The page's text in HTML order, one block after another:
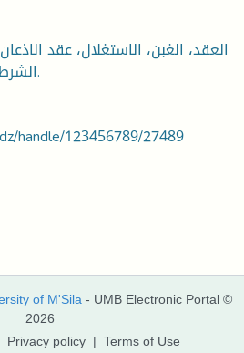
العقد، الغبن، الاستغلال، عقد
الشرط الجزائي، الأجل القضائي.
handle/123456789/27489
of M'Sila - UMB Electronic Portal ©
2026
Privacy policy | Terms of Use